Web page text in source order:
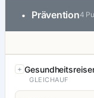
• Prävention4
GLEICHAUF